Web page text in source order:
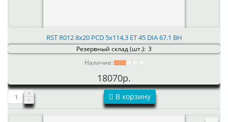
RST R012 8x20 PCD 5x114,3 ET 45 DIA 67.1 BH
Резервный склад (шт.): 3
Наличие:
18070р.
В корзину